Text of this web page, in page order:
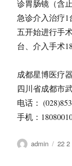
诊胃肠镜（含
急诊介入治疗
五开始进行手
台、介入手术18
成都星博医疗
四川省成都市
电话：
手机：
作
admin
发
22